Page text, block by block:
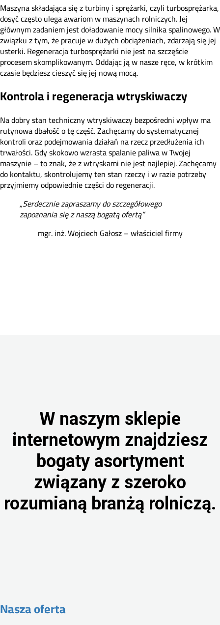
Maszyna składająca się z turbiny i sprężarki, czyli turbosprężarka,
dosyć często ulega awariom w maszynach rolniczych. Jej
głównym zadaniem jest doładowanie mocy silnika spalinowego. W
związku z tym, że pracuje w dużych obciążeniach, zdarzają się jej
usterki. Regeneracja turbosprężarki nie jest na szczęście
procesem skomplikowanym. Oddając ją w nasze ręce, w krótkim
czasie będziesz cieszyć się jej nową mocą.
Kontrola i regeneracja wtryskiwaczy
Na dobry stan techniczny wtryskiwaczy bezpośredni wpływ ma
rutynowa dbałość o tę część. Zachęcamy do systematycznej
kontroli oraz podejmowania działań na rzecz przedłużenia ich
trwałości. Gdy skokowo wzrasta spalanie paliwa w Twojej
maszynie – to znak, że z wtryskami nie jest najlepiej. Zachęcamy
do kontaktu, skontrolujemy ten stan rzeczy i w razie potrzeby
przyjmiemy odpowiednie części do regeneracji.
„Serdecznie zapraszamy do szczegółowego
zapoznania się z naszą bogatą ofertą”
mgr. inż. Wojciech Gałosz – właściciel firmy
W naszym sklepie
internetowym znajdziesz
bogaty asortyment
związany z szeroko
rozumianą branżą rolniczą.
Nasza oferta